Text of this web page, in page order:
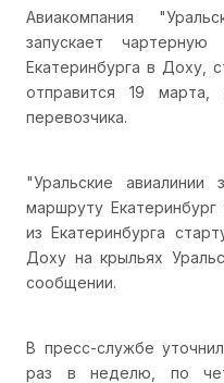
Авиакомпания
запускает
Екатеринбурга в Доху,
отправится 19
перевозчика.
"Уральские
маршруту
из Екатеринбурга
Доху на крыльях
сообщении.
В пресс-службе
раз в неделю, по